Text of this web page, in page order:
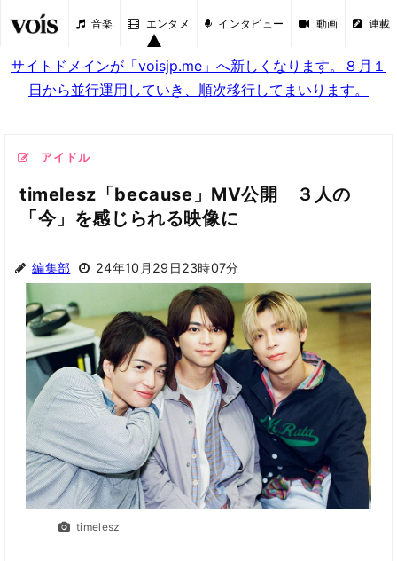
音楽 エンタメ インタビュー 動画 連載
サイトドメインが「voisjp.me」へ新しくなります。８月１
日から並行運用していき、順次移行してまいります。
アイドル
timelesz「because」MV公開 ３人の
「今」を感じられる映像に
編集部 24年10月29日23時07分
timelesz